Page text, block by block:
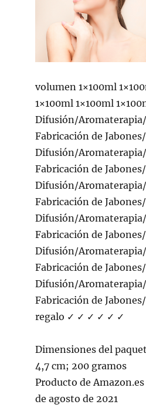
volumen 1×100ml
1×100ml 1×100ml
Difusión/
Fabricación de
Difusión/
Fabricación de
Difusión/
Fabricación de
Difusión/
Fabricación de
Difusión/
Fabricación de
Difusión/
Fabricación de
regalo ✓ ✓ ✓ ✓ ✓ ✓
Dimensiones del
4,7 cm; 200 gramos
Producto de
de agosto de 2021